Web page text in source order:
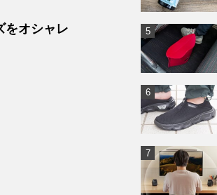
をオシャレ